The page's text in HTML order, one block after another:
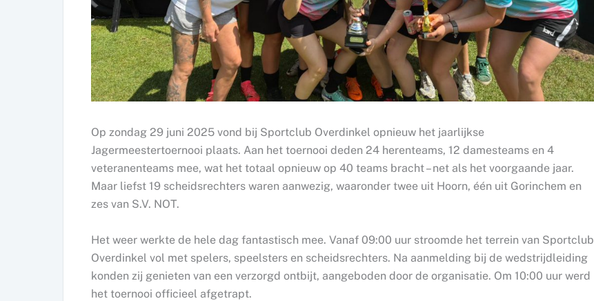
Op zondag 29 juni 2025 vond bij Sportclub Overdinkel opnieuw het jaarlijkse
Jagermeestertoernooi plaats. Aan het toernooi deden 24 herenteams, 12 damesteams en 4
veteranenteams mee, wat het totaal opnieuw op 40 teams bracht – net als het voorgaande jaar.
Maar liefst 19 scheidsrechters waren aanwezig, waaronder twee uit Hoorn, één uit Gorinchem en
zes van S.V. NOT.
Het weer werkte de hele dag fantastisch mee. Vanaf 09:00 uur stroomde het terrein van Sportclub
Overdinkel vol met spelers, speelsters en scheidsrechters. Na aanmelding bij de wedstrijdleiding
konden zij genieten van een verzorgd ontbijt, aangeboden door de organisatie. Om 10:00 uur werd
het toernooi officieel afgetrapt.